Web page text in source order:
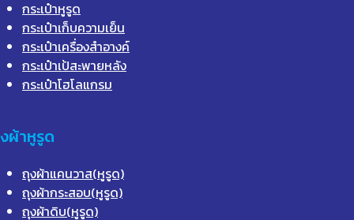
กระเป๋าหูรูด
กระเป๋าเก็บความเย็น
กระเป๋าเครื่องสำอางค์
กระเป๋าเป้สะพายหลัง
กระเป๋าโฮโลแกรม
ผ้าหูรูด
ถุงผ้าแคนวาส(หูรูด)
ถุงผ้ากระสอบ(หูรูด)
ถุงผ้าดิบ(หูรูด)